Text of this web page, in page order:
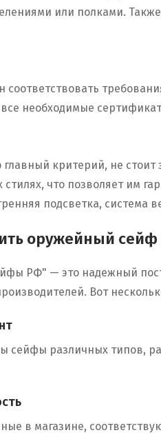
или полками.
необходимые
главный критерий, не
что позволяет им
подсветка, система
оружейный
РФ" — это надежный
Вот
сейфы различных типов,
в магазине,